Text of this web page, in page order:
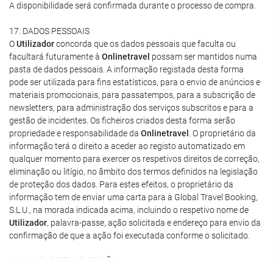
A disponibilidade será confirmada durante o processo de compra.
17. DADOS PESSOAIS
OUtilizadorconcorda que os dados pessoais que faculta ou
facultará futuramente à Onlinetravel possam ser mantidos numa
pasta de dados pessoais. A informação registada desta forma
pode ser utilizada para fins estatísticos, para o envio de anúncios e
materiais promocionais, para passatempos, para a subscrição de
newsletters, para administração dos serviços subscritos e para a
gestão de incidentes. Os ficheiros criados desta forma serão
propriedade e responsabilidade da Onlinetravel
. O proprietário da
informação terá o direito a aceder ao registo automatizado em
qualquer momento para exercer os respetivos direitos de correção,
eliminação ou litígio, no âmbito dos termos definidos na legislação
de proteção dos dados. Para estes efeitos, o proprietário da
informação tem de enviar uma carta para a Global Travel Booking,
S.L.U., na morada indicada acima, incluindo o respetivo nome de
Utilizador, palavra-passe, ação solicitada e endereço para envio da
confirmação de que a ação foi executada conforme o solicitado.